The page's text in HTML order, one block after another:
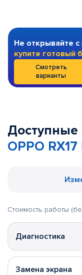
Не открывайте
купите готовый
Смотреть
варианты
OPPO
Стоимость работы
Диагностика
Замена экрана